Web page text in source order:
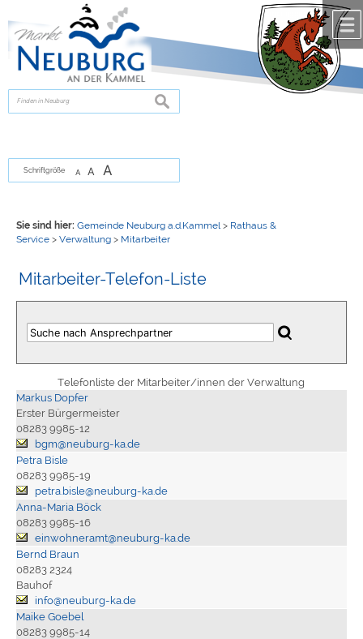
zur Navigationoder
springen.
suchen
Schriftgröße A A A
Sie sind hier: Gemeinde Neuburg a.d.Kammel > Rathaus &
Service> Verwaltung> Mitarbeiter
Mitarbeiter-Telefon-Liste
Telefonliste der Mitarbeiter/innen der Verwaltung
Markus Dopfer
Erster Bürgermeister
08283 9985-12
bgm@neuburg-ka.de
Petra Bisle
08283 9985-19
petra.bisle@neuburg-ka.de
Anna-Maria Böck
08283 9985-16
einwohneramt@neuburg-ka.de
Bernd Braun
08283 2324
Bauhof
info@neuburg-ka.de
Maike Goebel
08283 9985-14